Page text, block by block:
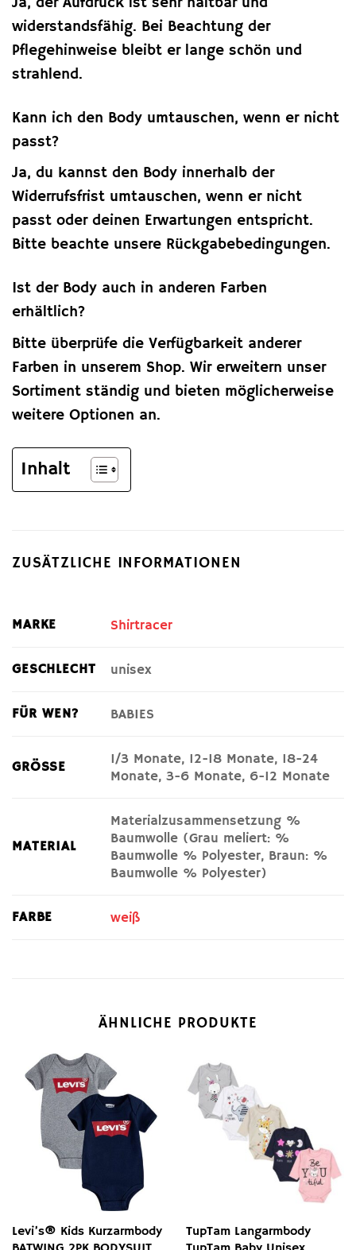
widerstandsfähig. Bei Beachtung der
Pflegehinweise bleibt er lange schön und
strahlend.
Kann ich den Body umtauschen, wenn er nicht
passt?
Ja, du kannst den Body innerhalb der
Widerrufsfrist umtauschen, wenn er nicht
passt oder deinen Erwartungen entspricht.
Bitte beachte unsere Rückgabebedingungen.
Ist der Body auch in anderen Farben
erhältlich?
Bitte überprüfe die Verfügbarkeit anderer
Farben in unserem Shop. Wir erweitern unser
Sortiment ständig und bieten möglicherweise
weitere Optionen an.
Inhalt
ZUSÄTZLICHE INFORMATIONEN
MARKE Shirtracer
GESCHLECHT unisex
FÜR WEN? BABIES
GRÖSSE
1/3 Monate, 12-18 Monate, 18-24
Monate, 3-6 Monate, 6-12 Monate
MATERIAL
Materialzusammensetzung %
Baumwolle (Grau meliert: %
Baumwolle % Polyester, Braun: %
Baumwolle % Polyester)
FARBE weiß
ÄHNLICHE PRODUKTE
Levi’s® Kids Kurzarmbody
TupTam Langarmbody